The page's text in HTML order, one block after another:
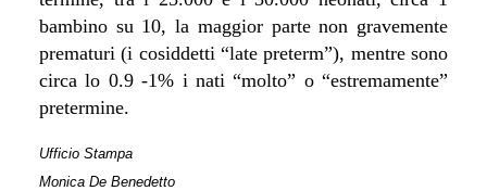
bambino su 10, la maggior parte non gravemente
prematuri (i cosiddetti “late preterm”), mentre sono
circa lo 0.9 -1% i nati “molto” o “estremamente”
pretermine.
Ufficio Stampa
Monica De Benedetto